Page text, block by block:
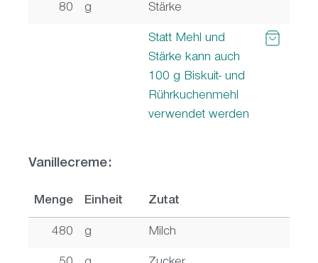
80 g Stärke
Statt Mehl und
Stärke kann auch
100 g Biskuit- und
Rührkuchenmehl
verwendet werden
Vanillecreme:
Menge Einheit Zutat
480 g Milch